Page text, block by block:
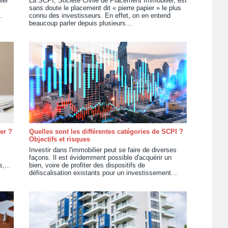
sans doute le placement dit « pierre papier » le plus
connu des investisseurs. En effet, on en entend
beaucoup parler depuis plusieurs...
?
Quelles sont les différentes catégories de SCPI ?
Objectifs et risques
Investir dans l'immobilier peut se faire de diverses
façons. Il est évidemment possible d'acquérir un
bien, voire de profiter des dispositifs de
défiscalisation existants pour un investissement...